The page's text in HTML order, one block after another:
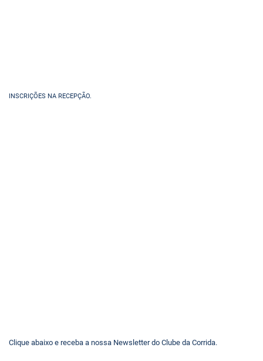
INSCRIÇÕES NA RECEPÇÃO.
Clique abaixo e receba a nossa Newsletter do Clube da Corrida.